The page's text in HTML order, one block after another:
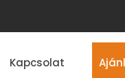
Kapcsolat